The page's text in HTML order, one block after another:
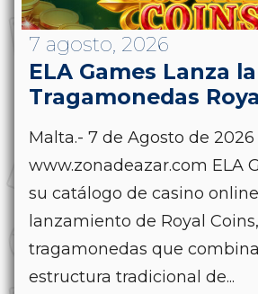
7 agosto, 2026
ELA Games Lanza la
Tragamonedas
Malta.- 7 de Agosto de 2026 |
www.zonadeazar.com ELA
su catálogo de casino
lanzamiento de Royal
tragamonedas que
estructura tradicional de...